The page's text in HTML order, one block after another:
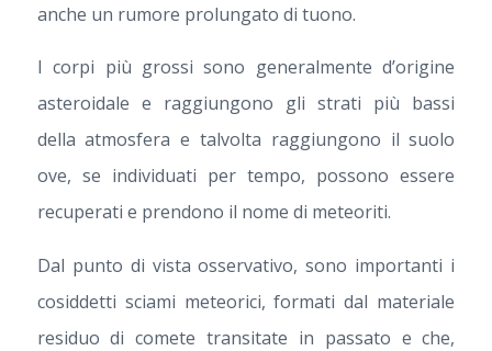
anche un rumore prolungato di tuono.
I corpi più grossi sono generalmente d’origine
asteroidale e raggiungono gli strati più bassi
della atmosfera e talvolta raggiungono il suolo
ove, se individuati per tempo, possono essere
recuperati e prendono il nome di meteoriti.
Dal punto di vista osservativo, sono importanti i
cosiddetti sciami meteorici, formati dal materiale
residuo di comete transitate in passato e che,